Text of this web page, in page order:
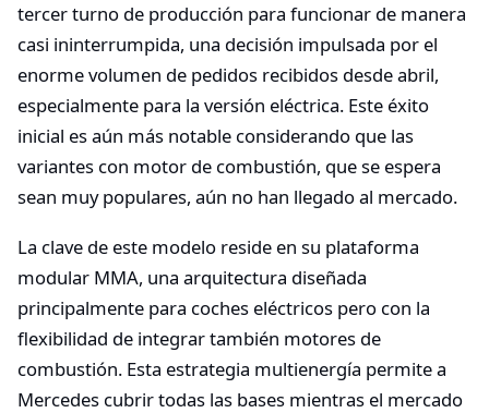
tercer turno de producción para funcionar de manera
casi ininterrumpida, una decisión impulsada por el
enorme volumen de pedidos recibidos desde abril,
especialmente para la versión eléctrica. Este éxito
inicial es aún más notable considerando que las
variantes con motor de combustión, que se espera
sean muy populares, aún no han llegado al mercado.
La clave de este modelo reside en su plataforma
modular MMA, una arquitectura diseñada
principalmente para coches eléctricos pero con la
flexibilidad de integrar también motores de
combustión. Esta estrategia multienergía permite a
Mercedes cubrir todas las bases mientras el mercado